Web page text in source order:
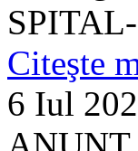
Citeşte
6 Iul